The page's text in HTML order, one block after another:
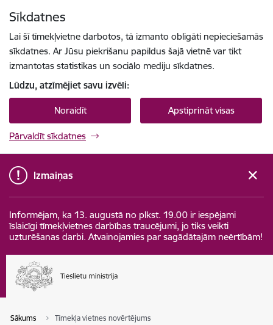
Sīkdatnes
Lai šī tīmekļvietne darbotos, tā izmanto obligāti nepieciešamās
sīkdatnes. Ar Jūsu piekrišanu papildus šajā vietnē var tikt
izmantotas statistikas un sociālo mediju sīkdatnes.
Lūdzu, atzīmējiet savu izvēli:
Noraidīt Apstiprināt visas
Pārvaldīt sīkdatnes
Izmaiņas
Informējam, ka 13. augustā no plkst. 19.00 ir iespējami
īslaicīgi tīmekļvietnes darbības traucējumi, jo tiks veikti
uzturēšanas darbi. Atvainojamies par sagādātajām neērtībām!
Sākums Tīmekļa vietnes novērtējums